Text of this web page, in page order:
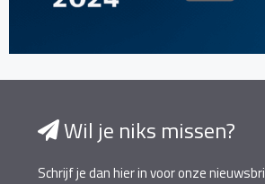
Wil je niks missen?
Schrijf je dan hier in voor onze